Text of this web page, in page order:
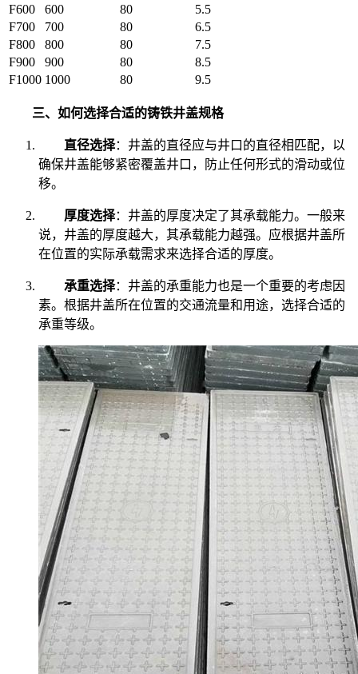
F600
600 80
5.5
F700
700 80
6.5
F800
800 80
7.5
F900
900 80
8.5
F1000 1000 80 9.5
三、如何选择合适的铸铁井盖规格
直径选择：井盖的直径应与井口的直径相匹配，以
确保井盖能够紧密覆盖井口，防止任何形式的滑动或位
移。
厚度选择：井盖的厚度决定了其承载能力。一般来
说，井盖的厚度越大，其承载能力越强。应根据井盖所
在位置的实际承载需求来选择合适的厚度。
承重选择：井盖的承重能力也是一个重要的考虑因
素。根据井盖所在位置的交通流量和用途，选择合适的
承重等级。